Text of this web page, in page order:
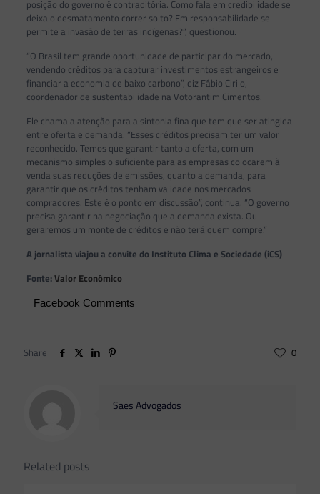
posição do governo é contraditória. Como fala em credibilidade se
deixa o desmatamento correr solto? Em responsabilidade se
permite a invasão de terras indígenas?”, questionou.
“O Brasil tem grande oportunidade de participar do mercado,
vendendo créditos para capturar investimentos estrangeiros e
financiar a economia de baixo carbono”, diz Fábio Cirilo,
coordenador de sustentabilidade na Votorantim Cimentos.
Ele chama a atenção para a sintonia fina que tem que ser atingida
entre oferta e demanda. “Esses créditos precisam ter um valor
reconhecido. Temos que garantir tanto a oferta, com um
mecanismo simples o suficiente para as empresas colocarem à
venda suas reduções de emissões, quanto a demanda, para
garantir que os créditos tenham validade nos mercados
compradores. Este é o ponto em discussão”, continua. “O governo
precisa garantir na negociação que a demanda exista. Ou
geraremos um monte de créditos e não terá quem compre.”
A jornalista viajou a convite do Instituto Clima e Sociedade (iCS)
Fonte:Valor Econômico
Facebook Comments
Share 0
Saes Advogados
Related posts